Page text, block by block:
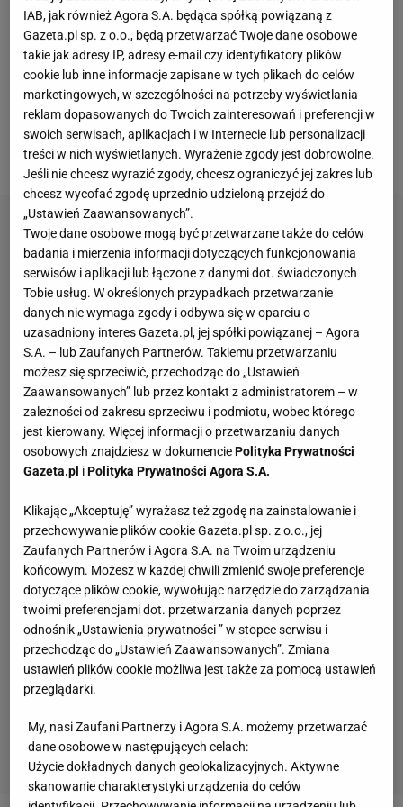
zwycięstwo w debiutanckim starciu, a jego zespół
pokonał Wyspy Owcze po golach Sebastiana
Szymańskiego oraz Adama Buksy. 51-latek
zazwyczaj stara się utrzymywać poważną minę,
natomiast w sobotę mogliśmy zobaczyć na jego
twarzy sporo uśmiechu.
IAB, jak również Agora S.A. będąca spółką powiązaną z
Gazeta.pl sp. z o.o., będą przetwarzać Twoje dane osobowe
takie jak adresy IP, adresy e-mail czy identyfikatory plików
cookie lub inne informacje zapisane w tych plikach do celów
marketingowych, w szczególności na potrzeby wyświetlania
reklam dopasowanych do Twoich zainteresowań i preferencji w
swoich serwisach, aplikacjach i w Internecie lub personalizacji
treści w nich wyświetlanych. Wyrażenie zgody jest dobrowolne.
Jeśli nie chcesz wyrazić zgody, chcesz ograniczyć jej zakres lub
chcesz wycofać zgodę uprzednio udzieloną przejdź do
„Ustawień Zaawansowanych”.
Twoje dane osobowe mogą być przetwarzane także do celów
badania i mierzenia informacji dotyczących funkcjonowania
serwisów i aplikacji lub łączone z danymi dot. świadczonych
Tobie usług. W określonych przypadkach przetwarzanie
danych nie wymaga zgody i odbywa się w oparciu o
uzasadniony interes Gazeta.pl, jej spółki powiązanej – Agora
S.A. – lub Zaufanych Partnerów. Takiemu przetwarzaniu
możesz się sprzeciwić, przechodząc do „Ustawień
Zaawansowanych” lub przez kontakt z administratorem – w
zależności od zakresu sprzeciwu i podmiotu, wobec którego
jest kierowany. Więcej informacji o przetwarzaniu danych
osobowych znajdziesz w dokumenciePolityka Prywatności
Gazeta.pl iPolityka Prywatności Agora S.A.
Klikając „Akceptuję” wyrażasz też zgodę na zainstalowanie i
przechowywanie plików cookie Gazeta.pl sp. z o.o., jej
Zaufanych Partnerów i Agora S.A. na Twoim urządzeniu
końcowym. Możesz w każdej chwili zmienić swoje preferencje
dotyczące plików cookie, wywołując narzędzie do zarządzania
twoimi preferencjami dot. przetwarzania danych poprzez
odnośnik „Ustawienia prywatności ” w stopce serwisu i
przechodząc do „Ustawień Zaawansowanych”. Zmiana
ustawień plików cookie możliwa jest także za pomocą ustawień
przeglądarki.
My, nasi Zaufani Partnerzy i Agora S.A. możemy przetwarzać
dane osobowe w następujących celach:
Użycie dokładnych danych geolokalizacyjnych. Aktywne
skanowanie charakterystyki urządzenia do celów